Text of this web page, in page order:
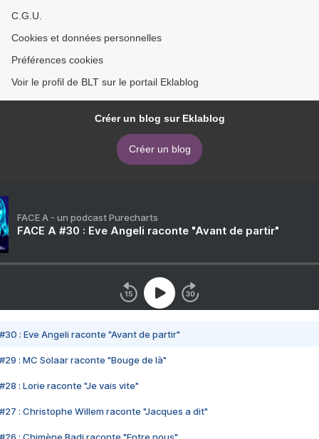
C.G.U.
Cookies et données personnelles
Préférences cookies
Voir le profil de BLT sur le portail Eklablog
Créer un blog sur Eklablog
Créer un blog
FACE A - un podcast Purecharts
FACE A #30 : Eve Angeli raconte "Avant de partir"
#30 : Eve Angeli raconte "Avant de partir"
#29 : MC Solaar raconte "Bouge de là"
#28 : Lorie raconte "Je vais vite"
#27 : Christophe Willem raconte "Jacques a dit"